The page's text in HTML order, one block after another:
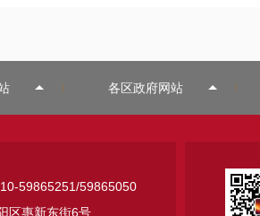
各区政府网站
59865251/59865050
区惠新东街6号